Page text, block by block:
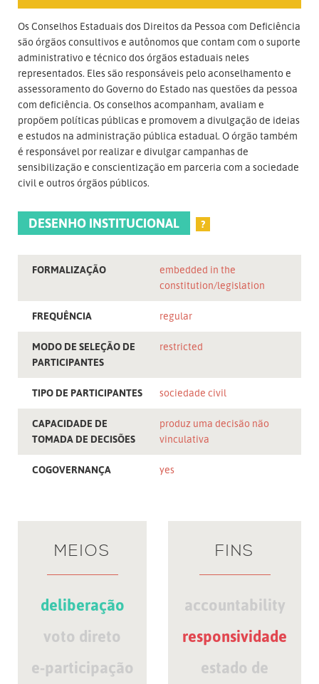
Os Conselhos Estaduais dos Direitos da Pessoa com Deficiência
são órgãos consultivos e autônomos que contam com o suporte
administrativo e técnico dos órgãos estaduais neles
representados. Eles são responsáveis pelo aconselhamento e
assessoramento do Governo do Estado nas questões da pessoa
com deficiência. Os conselhos acompanham, avaliam e
propõem políticas públicas e promovem a divulgação de ideias
e estudos na administração pública estadual. O órgão também
é responsável por realizar e divulgar campanhas de
sensibilização e conscientização em parceria com a sociedade
civil e outros órgãos públicos.
DESENHO INSTITUCIONAL ?
FORMALIZAÇÃO
embedded in the
constitution/legislation
FREQUÊNCIA regular
MODO DE SELEÇÃO DE
PARTICIPANTES
restricted
TIPO DE PARTICIPANTES sociedade civil
CAPACIDADE DE
TOMADA DE DECISÕES
produz uma decisão não
vinculativa
COGOVERNANÇA yes
MEIOS
deliberação
voto direto
e-participação
FINS
accountability
responsividade
estado de